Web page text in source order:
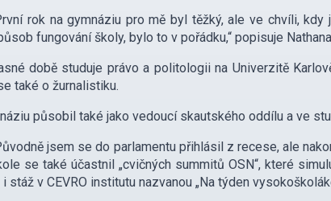
rok na gymnáziu pro mě byl těžký, ale ve chvíli,
fungování školy, bylo to v pořádku,“ popisuje
době studuje právo a politologii na Univerzitě
také o žurnalistiku.
působil také jako vedoucí skautského oddílu a ve
jsem se do parlamentu přihlásil z recese, ale
se také účastnil „cvičných summitů OSN“, které
stáž v CEVRO institutu nazvanou „Na týden